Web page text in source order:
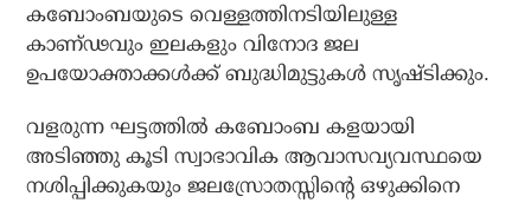
കബോംബയുടെ വെള്ളത്തിനടിയിലുള്ള
കാണ്ഢവും ഇലകളും വിനോദ ജല
ഉപയോക്താക്കള്‍ക്ക് ബുദ്ധിമുട്ടുകള്‍ സൃഷ്ടിക്കും.
വളരുന്ന ഘട്ടത്തില്‍ കബോംബ കളയായി
അടിഞ്ഞു കൂടി സ്വാഭാവിക ആവാസവ്യവസ്ഥയെ
നശിപ്പിക്കുകയും ജലസ്രോതസ്സിന്റെ ഒഴുക്കിനെ